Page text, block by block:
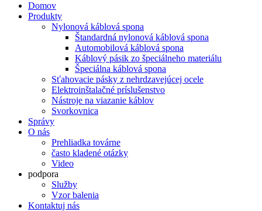
Domov
Produkty
Nylonová káblová spona
Štandardná nylonová káblová spona
Automobilová káblová spona
Káblový pásik zo špeciálneho materiálu
Špeciálna káblová spona
Sťahovacie pásky z nehrdzavejúcej ocele
Elektroinštalačné príslušenstvo
Nástroje na viazanie káblov
Svorkovnica
Správy
O nás
Prehliadka továrne
často kladené otázky
Video
podpora
Služby
Vzor balenia
Kontaktuj nás